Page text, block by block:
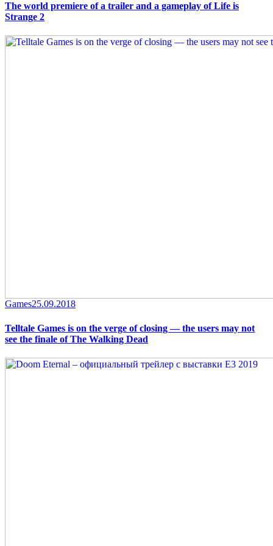
The world premiere of a trailer and a gameplay of Life is
Strange 2
Category
GamesPosted
25.09.2018
Telltale Games is on the verge of closing — the users may not
see the finale of The Walking Dead